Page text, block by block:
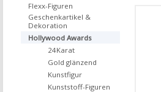
Flexx-Figuren
Geschenkartikel &
Dekoration
Hollywood Awards
24Karat
Gold glänzend
Kunstfigur
Kunststoff-Figuren